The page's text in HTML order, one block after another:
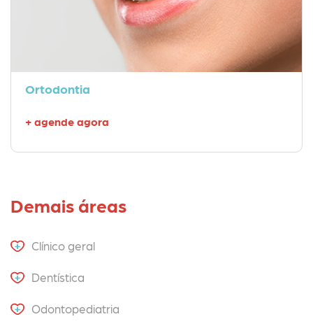
Ortodontia
+ agende agora
Demais áreas
Clínico geral
Dentística
Odontopediatria